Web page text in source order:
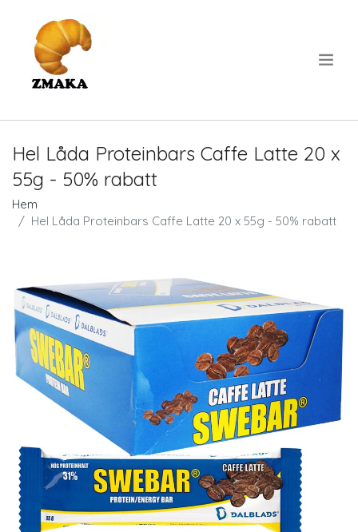
Hel Låda Proteinbars Caffe Latte 20 x
55g - 50% rabatt
Hem
Hel Låda Proteinbars Caffe Latte 20 x 55g - 50% rabatt